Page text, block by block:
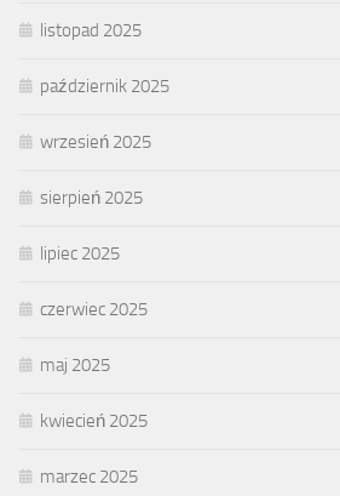
listopad 2025
październik 2025
wrzesień 2025
sierpień 2025
lipiec 2025
czerwiec 2025
maj 2025
kwiecień 2025
marzec 2025